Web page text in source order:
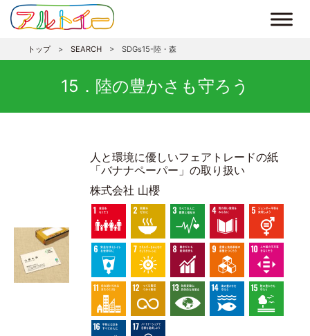
トップ> SEARCH > SDGs15-陸・森
15．陸の豊かさも守ろう
人と環境に優しいフェアトレードの紙
「バナナペーパー」の取り扱い
株式会社 山櫻